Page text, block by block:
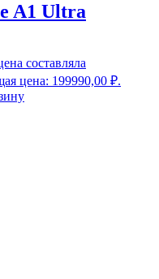
A1 Ultra
составляла
цена: 199990,00 ₽.